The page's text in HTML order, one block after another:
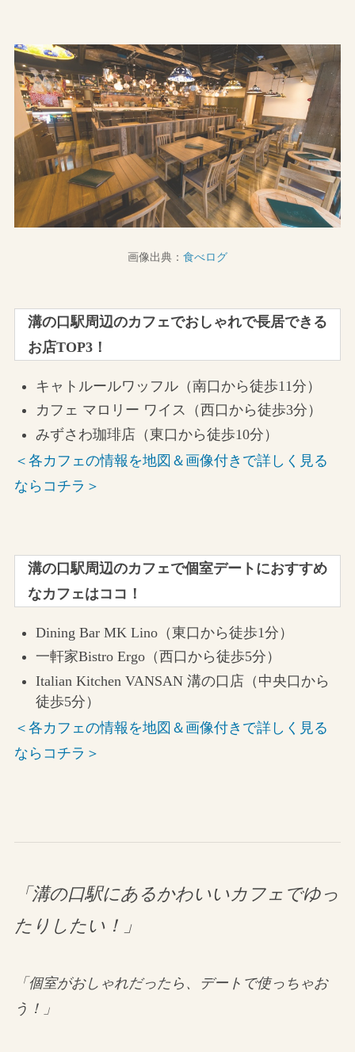
画像出典： 食べログ
溝の口駅周辺のカフェでおしゃれで長居できる
お店TOP3！
キャトルールワッフル（南口から徒歩11分）
カフェ マロリー ワイス（西口から徒歩3分）
みずさわ珈琲店（東口から徒歩10分）
＜各カフェの情報を地図＆画像付きで詳しく見る
ならコチラ＞
溝の口駅周辺のカフェで個室デートにおすすめ
なカフェはココ！
Dining Bar MK Lino（東口から徒歩1分）
一軒家Bistro Ergo（西口から徒歩5分）
Italian Kitchen VANSAN 溝の口店（中央口から
徒歩5分）
＜各カフェの情報を地図＆画像付きで詳しく見る
ならコチラ＞
「溝の口駅にあるかわいいカフェでゆっ
たりしたい！」
「個室がおしゃれだったら、デートで使っちゃお
う！」